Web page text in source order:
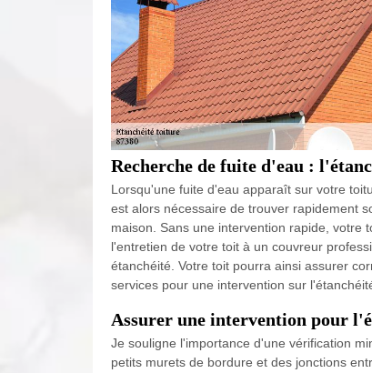
Recherche de fuite d'eau :
Lorsqu'une fuite d'eau apparaît sur votre
est alors nécessaire de trouver rapidement
maison. Sans une intervention rapide, votre
l'entretien de votre toit à un couvreur
étanchéité. Votre toit pourra ainsi assurer
services pour une intervention sur
Assurer une intervention pour
Je souligne l'importance d'une vérification
petits murets de bordure et des jonctions